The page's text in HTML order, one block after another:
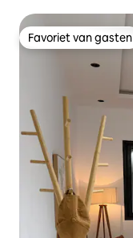
Favoriet van gasten
Favoriet van gasten